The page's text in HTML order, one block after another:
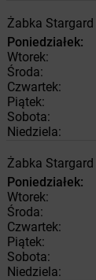
Żabka Stargard
Poniedziałek:
Wtorek:
Środa:
Czwartek:
Piątek:
Sobota:
Niedziela:
Żabka Stargard
Poniedziałek:
Wtorek:
Środa:
Czwartek:
Piątek:
Sobota:
Niedziela: